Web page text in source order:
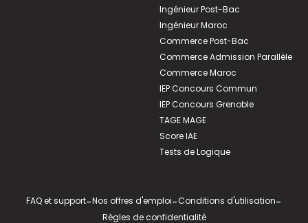
Ingénieur Post-Bac
Ingénieur Maroc
Commerce Post-Bac
Commerce Admission Parallèle
Commerce Maroc
IEP Concours Commun
IEP Concours Grenoble
TAGE MAGE
Score IAE
Tests de Logique
FAQ et support-Nos offres d'emploi-Conditions d'utilisation-
Règles de confidentialité